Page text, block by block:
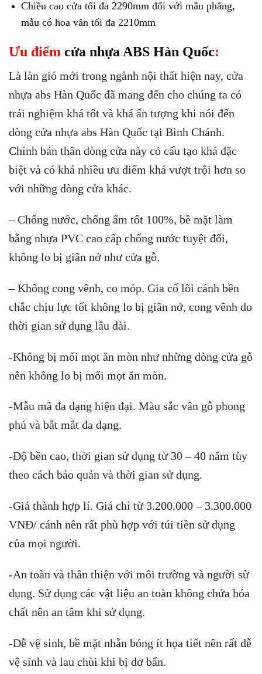
Chiều cao cửa tối đa 2290mm đối với mẫu phẳng,
mẫu có hoa văn tối đa 2210mm
Ưu điểm cửa nhựa ABS Hàn Quốc:
Là làn gió mới trong ngành nội thất hiện nay, cửa
nhựa abs Hàn Quốc đã mang đến cho chúng ta có
trải nghiệm khá tốt và khá ấn tượng khi nói đến
dòng cửa nhựa abs Hàn Quốc tại Bình Chánh.
Chính bản thân dòng cửa này có cấu tạo khá đặc
biệt và có khá nhiều ưu điểm khá vượt trội hơn so
với những dòng cửa khác.
– Chống nước, chống ẩm tốt 100%, bề mặt làm
bằng nhựa PVC cao cấp chống nước tuyệt đối,
không lo bị giãn nở như cửa gỗ.
– Không cong vênh, co móp. Gia cố lõi cánh bền
chắc chịu lực tốt không lo bị giãn nở, cong vênh do
thời gian sử dụng lâu dài.
-Không bị mối mọt ăn mòn như những dòng cửa gỗ
nên không lo bị mối mọt ăn mòn.
-Mẫu mã đa dạng hiện đại. Màu sắc vân gỗ phong
phú và bắt mắt đa dạng.
-Độ bền cao, thời gian sử dụng từ 30 – 40 năm tùy
theo cách bảo quản và thời gian sử dụng.
-Giá thành hợp lí. Giá chỉ từ 3.200.000 – 3.300.000
VNĐ/ cánh nên rất phù hợp với túi tiền sử dụng
của mọi người.
-An toàn và thân thiện với môi trường và người sử
dụng. Sử dụng các vật liệu an toàn không chứa hóa
chất nên an tâm khi sử dụng.
-Dễ vệ sinh, bề mặt nhẵn bóng ít họa tiết nên rất dễ
vệ sinh và lau chùi khi bị dơ bẩn.